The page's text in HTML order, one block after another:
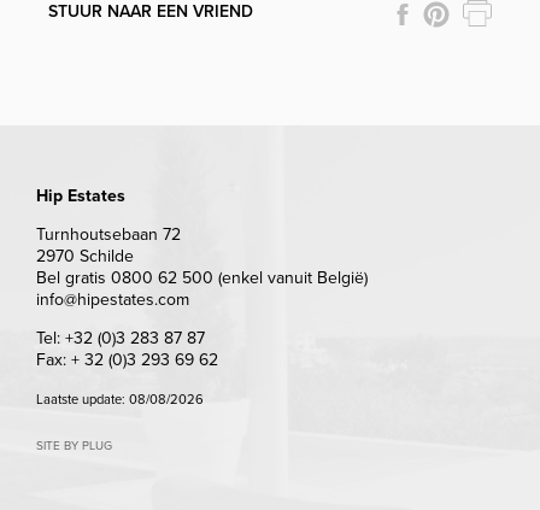
STUUR NAAR EEN VRIEND
Hip Estates
Turnhoutsebaan 72
2970 Schilde
Bel gratis 0800 62 500 (enkel vanuit België)
info@hipestates.com
Tel: +32 (0)3 283 87 87
Fax: + 32 (0)3 293 69 62
Laatste update: 08/08/2026
SITE BY PLUG